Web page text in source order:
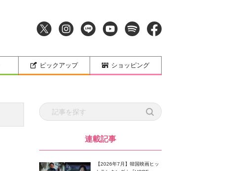
ピックアップ ショッピング
連載記事
【2026年7月】韓国映画ヒッ